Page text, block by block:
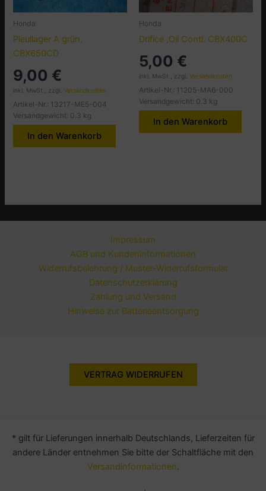
Honda
Pleullager A grün,
CBX650CD
9,00 €
inkl. MwSt., zzgl.Versandkosten
Artikel-Nr.: 13217-ME5-004
Versandgewicht: 0.3 kg
In den Warenkorb
Honda
Drifice ,Oil Contl. CBX400C
5,00 €
inkl. MwSt., zzgl. Versandkosten
Artikel-Nr.: 11205-MA6-000
Versandgewicht: 0.3 kg
In den Warenkorb
Impressum
AGB und Kundeninformationen
Widerrufsbelehrung / Muster-Widerrufsformular
Datenschutzerklärung
Zahlung und Versand
Hinweise zur Batterieentsorgung
VERTRAG WIDERRUFEN
* gilt für Lieferungen innerhalb Deutschlands, Lieferzeiten für
andere Länder entnehmen Sie bitte der Schaltfläche mit den
Versandinformationen.